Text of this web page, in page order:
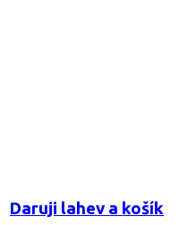
Daruji lahev a košík